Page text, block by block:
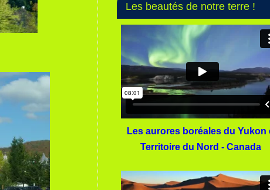
Les beautés de notre terre !
Les aurores boréales du Yukon
Territoire du Nord - Canada